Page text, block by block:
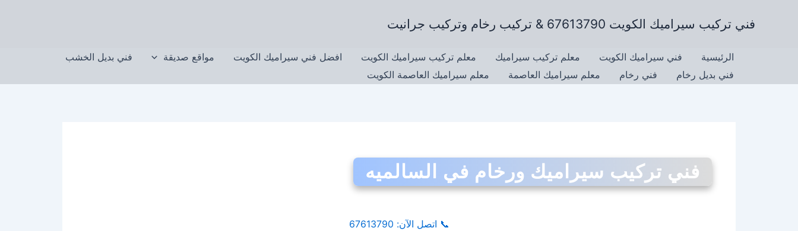
فني تركيب سيراميك الكويت 67613790 & تركيب رخام وتركيب جرانيت
الرئيسية فني سيراميك الكويت معلم تركيب سيراميك معلم تركيب سيراميك الكويت افضل فني سيراميك الكويت مواقع صديقة
فني بديل الخشب
فني بديل رخام
فني رخام معلم سيراميك العاصمة معلم سيراميك العاصمة الكويت
فني تركيب سيراميك ورخام في السالميه
📞 اتصل الآن: 67613790